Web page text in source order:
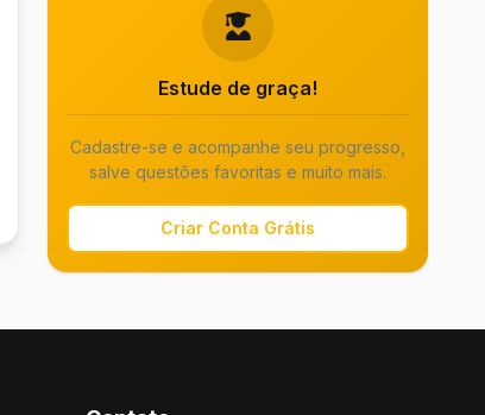
Estude de graça!
Cadastre-se e acompanhe seu progresso,
salve questões favoritas e muito mais.
Criar Conta Grátis